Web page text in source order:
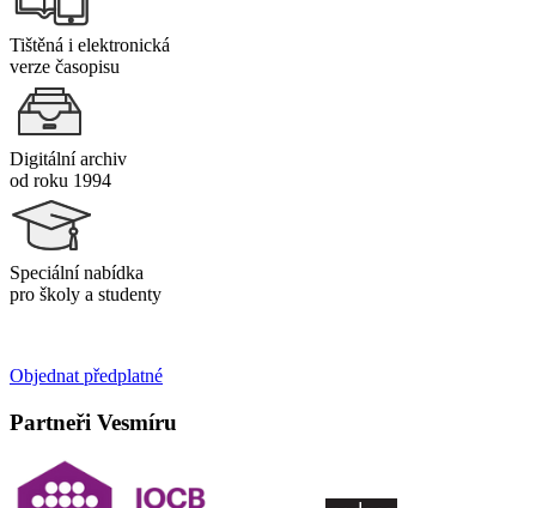
Tištěná i elektronická
verze časopisu
Digitální archiv
od roku 1994
Speciální nabídka
pro školy a studenty
Objednat předplatné
Partneři Vesmíru